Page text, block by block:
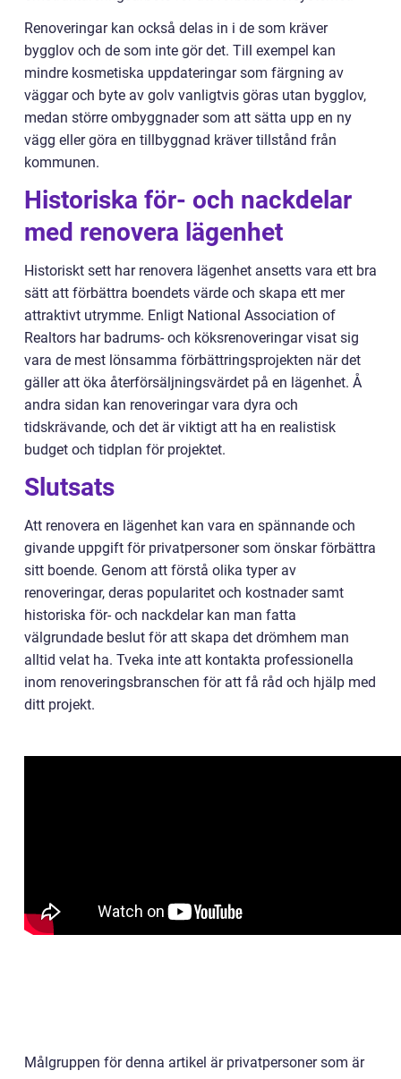
Renoveringar kan också delas in i de som kräver
bygglov och de som inte gör det. Till exempel kan
mindre kosmetiska uppdateringar som färgning av
väggar och byte av golv vanligtvis göras utan bygglov,
medan större ombyggnader som att sätta upp en ny
vägg eller göra en tillbyggnad kräver tillstånd från
kommunen.
Historiska för- och nackdelar
med renovera lägenhet
Historiskt sett har renovera lägenhet ansetts vara ett bra
sätt att förbättra boendets värde och skapa ett mer
attraktivt utrymme. Enligt National Association of
Realtors har badrums- och köksrenoveringar visat sig
vara de mest lönsamma förbättringsprojekten när det
gäller att öka återförsäljningsvärdet på en lägenhet. Å
andra sidan kan renoveringar vara dyra och
tidskrävande, och det är viktigt att ha en realistisk
budget och tidplan för projektet.
Slutsats
Att renovera en lägenhet kan vara en spännande och
givande uppgift för privatpersoner som önskar förbättra
sitt boende. Genom att förstå olika typer av
renoveringar, deras popularitet och kostnader samt
historiska för- och nackdelar kan man fatta
välgrundade beslut för att skapa det drömhem man
alltid velat ha. Tveka inte att kontakta professionella
inom renoveringsbranschen för att få råd och hjälp med
ditt projekt.
Målgruppen för denna artikel är privatpersoner som är